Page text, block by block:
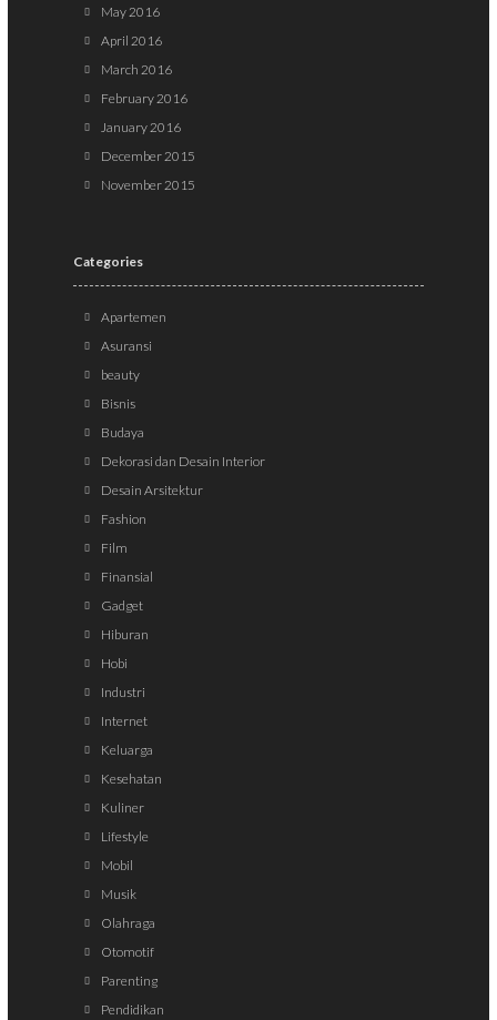
May 2016
April 2016
March 2016
February 2016
January 2016
December 2015
November 2015
Categories
Apartemen
Asuransi
beauty
Bisnis
Budaya
Dekorasi dan Desain Interior
Desain Arsitektur
Fashion
Film
Finansial
Gadget
Hiburan
Hobi
Industri
Internet
Keluarga
Kesehatan
Kuliner
Lifestyle
Mobil
Musik
Olahraga
Otomotif
Parenting
Pendidikan